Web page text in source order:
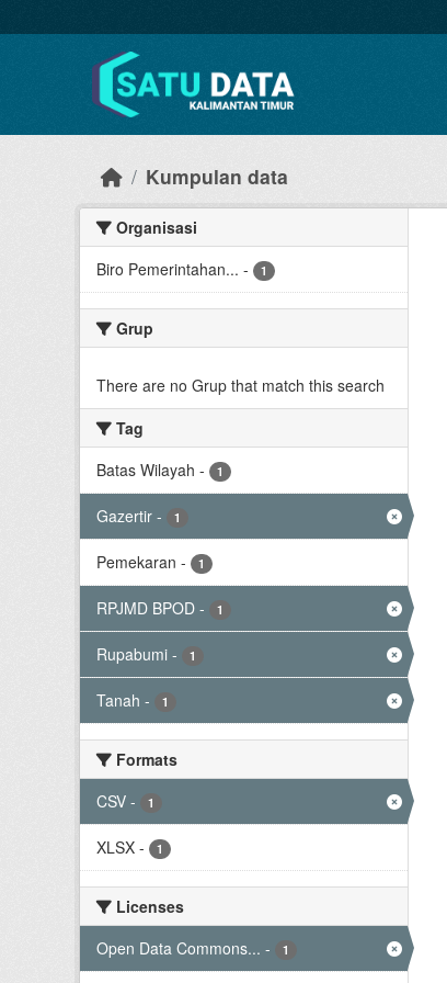
Kumpulan data
Organisasi
Biro Pemerintahan... - 1
Grup
There are no Grup that match this search
Tag
Batas Wilayah - 1
Gazertir - 1
Pemekaran - 1
RPJMD BPOD - 1
Rupabumi - 1
Tanah - 1
Formats
CSV - 1
XLSX - 1
Licenses
Open Data Commons... - 1